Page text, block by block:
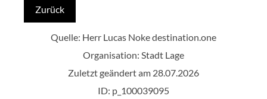
Zurück
Quelle: Herr Lucas Nokedestination.one
Organisation: Stadt Lage
Zuletzt geändert am 28.07.2026
ID: p_100039095